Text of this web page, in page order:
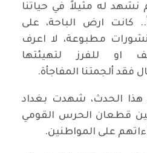
نشهد له مثيلاً في حياتنا
كانت ارض الباحة، على
مطبوعة، لا اعرف
او للفرز لتهيئتها
فقد ألجمتنا المفاجأة.
هذا الحدث، شهدت بغداد
بين قطعان الحرس القومي
على المواطنين.